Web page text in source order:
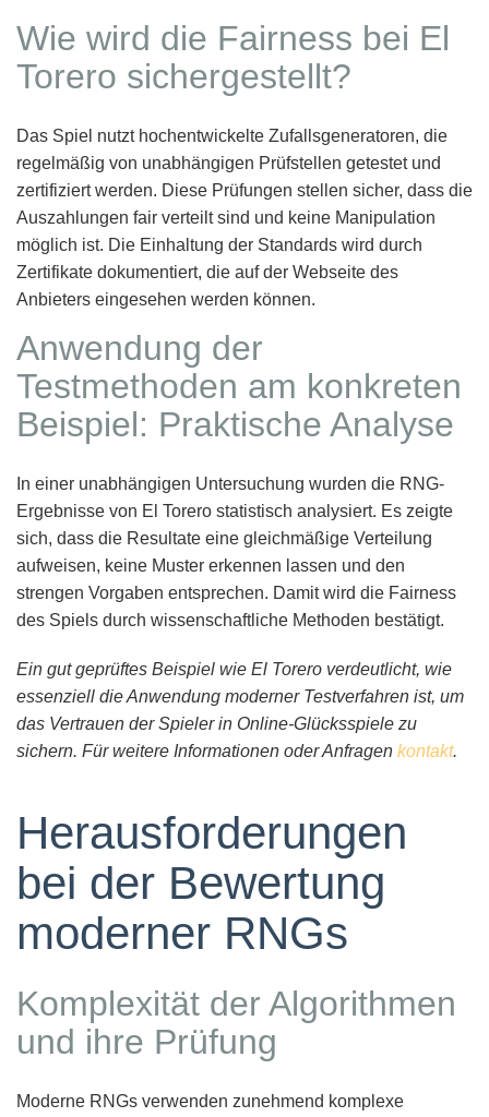
Wie wird die Fairness bei El
Torero sichergestellt?
Das Spiel nutzt hochentwickelte Zufallsgeneratoren, die
regelmäßig von unabhängigen Prüfstellen getestet und
zertifiziert werden. Diese Prüfungen stellen sicher, dass die
Auszahlungen fair verteilt sind und keine Manipulation
möglich ist. Die Einhaltung der Standards wird durch
Zertifikate dokumentiert, die auf der Webseite des
Anbieters eingesehen werden können.
Anwendung der
Testmethoden am konkreten
Beispiel: Praktische Analyse
In einer unabhängigen Untersuchung wurden die RNG-
Ergebnisse von El Torero statistisch analysiert. Es zeigte
sich, dass die Resultate eine gleichmäßige Verteilung
aufweisen, keine Muster erkennen lassen und den
strengen Vorgaben entsprechen. Damit wird die Fairness
des Spiels durch wissenschaftliche Methoden bestätigt.
Ein gut geprüftes Beispiel wie El Torero verdeutlicht, wie
essenziell die Anwendung moderner Testverfahren ist, um
das Vertrauen der Spieler in Online-Glücksspiele zu
sichern. Für weitere Informationen oder Anfragen kontakt.
Herausforderungen
bei der Bewertung
moderner RNGs
Komplexität der Algorithmen
und ihre Prüfung
Moderne RNGs verwenden zunehmend komplexe